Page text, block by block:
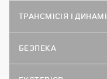
ТРАНСМІСІЯ І
БЕЗПЕКА